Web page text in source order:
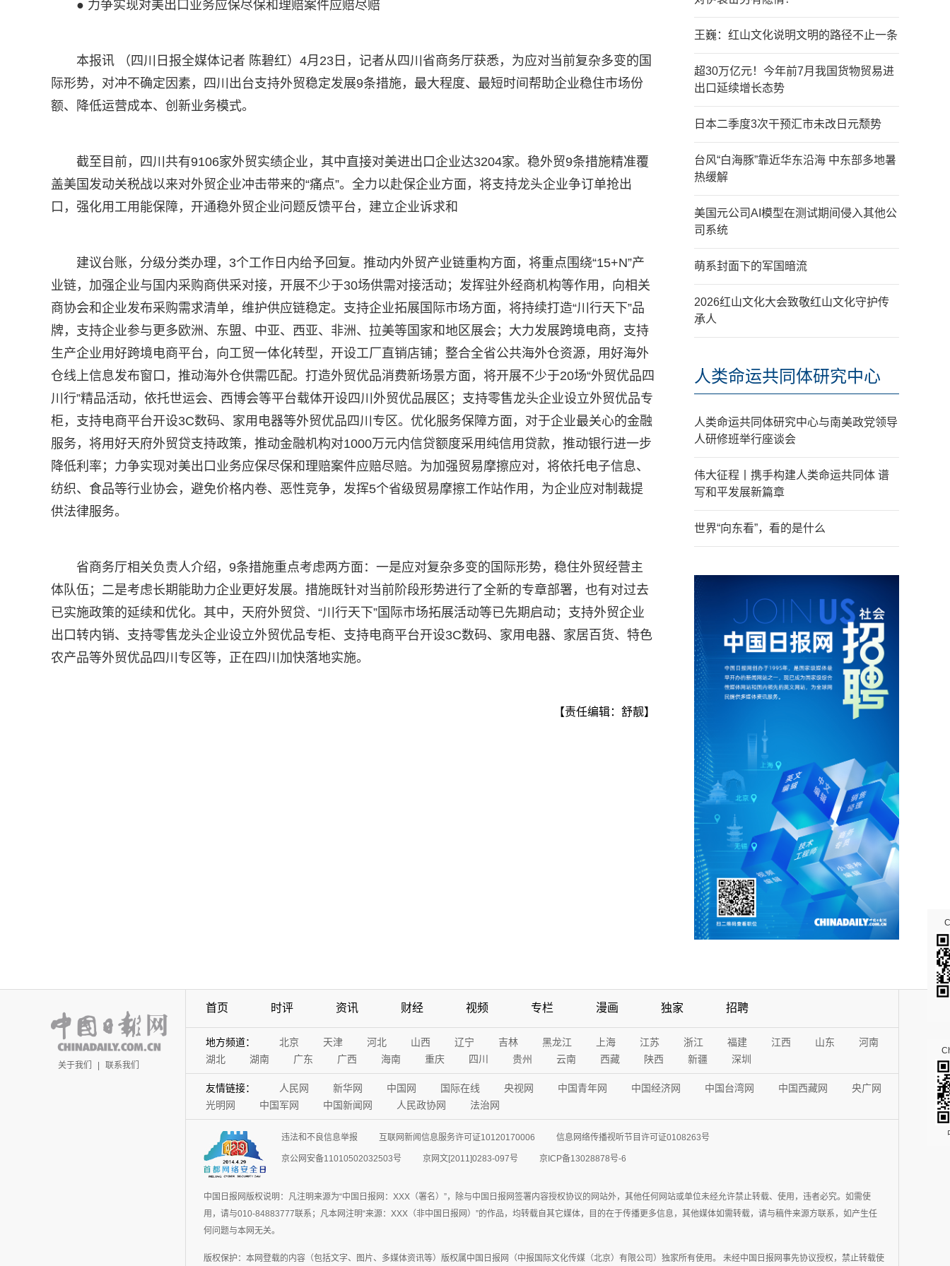
● 力争实现对美出口业务应保尽保和理赔案件应赔尽赔
本报讯 （四川日报全媒体记者 陈碧红）4月23日，记者从四川省商务厅获悉，为应对当前复杂多变的国
际形势，对冲不确定因素，四川出台支持外贸稳定发展9条措施，最大程度、最短时间帮助企业稳住市场份
额、降低运营成本、创新业务模式。
截至目前，四川共有9106家外贸实绩企业，其中直接对美进出口企业达3204家。稳外贸9条措施精准覆
盖美国发动关税战以来对外贸企业冲击带来的“痛点”。全力以赴保企业方面，将支持龙头企业争订单抢出
口，强化用工用能保障，开通稳外贸企业问题反馈平台，建立企业诉求和
建议台账，分级分类办理，3个工作日内给予回复。推动内外贸产业链重构方面，将重点围绕“15+N”产
业链，加强企业与国内采购商供采对接，开展不少于30场供需对接活动；发挥驻外经商机构等作用，向相关
商协会和企业发布采购需求清单，维护供应链稳定。支持企业拓展国际市场方面，将持续打造“川行天下”品
牌，支持企业参与更多欧洲、东盟、中亚、西亚、非洲、拉美等国家和地区展会；大力发展跨境电商，支持
生产企业用好跨境电商平台，向工贸一体化转型，开设工厂直销店铺；整合全省公共海外仓资源，用好海外
仓线上信息发布窗口，推动海外仓供需匹配。打造外贸优品消费新场景方面，将开展不少于20场“外贸优品四
川行”精品活动，依托世运会、西博会等平台载体开设四川外贸优品展区；支持零售龙头企业设立外贸优品专
柜，支持电商平台开设3C数码、家用电器等外贸优品四川专区。优化服务保障方面，对于企业最关心的金融
服务，将用好天府外贸贷支持政策，推动金融机构对1000万元内信贷额度采用纯信用贷款，推动银行进一步
降低利率；力争实现对美出口业务应保尽保和理赔案件应赔尽赔。为加强贸易摩擦应对，将依托电子信息、
纺织、食品等行业协会，避免价格内卷、恶性竞争，发挥5个省级贸易摩擦工作站作用，为企业应对制裁提
供法律服务。
省商务厅相关负责人介绍，9条措施重点考虑两方面：一是应对复杂多变的国际形势，稳住外贸经营主
体队伍；二是考虑长期能助力企业更好发展。措施既针对当前阶段形势进行了全新的专章部署，也有对过去
已实施政策的延续和优化。其中，天府外贸贷、“川行天下”国际市场拓展活动等已先期启动；支持外贸企业
出口转内销、支持零售龙头企业设立外贸优品专柜、支持电商平台开设3C数码、家用电器、家居百货、特色
农产品等外贸优品四川专区等，正在四川加快落地实施。
【责任编辑：舒靓】
王巍：红山文化说明文明的路径不止一条
超30万亿元！今年前7月我国货物贸易进
出口延续增长态势
日本二季度3次干预汇市未改日元颓势
台风“白海豚”靠近华东沿海 中东部多地暑
热缓解
美国元公司AI模型在测试期间侵入其他公
司系统
萌系封面下的军国暗流
2026红山文化大会致敬红山文化守护传
承人
人类命运共同体研究中心
人类命运共同体研究中心与南美政党领导
人研修班举行座谈会
伟大征程丨携手构建人类命运共同体 谱
写和平发展新篇章
世界“向东看”，看的是什么
关于我们 | 联系我们
首页 时评 资讯 财经 视频 专栏 漫画 独家 招聘
地方频道： 北京 天津 河北 山西 辽宁 吉林 黑龙江 上海 江苏 浙江 福建 江西 山东
河南
湖北
湖南 广东 广西 海南 重庆 四川 贵州 云南 西藏 陕西 新疆 深圳
友情链接： 人民网 新华网 中国网 国际在线 央视网 中国青年网 中国经济网 中国台湾网 中国西藏网
央广网
光明网
中国军网 中国新闻网 人民政协网 法治网
违法和不良信息举报 互联网新闻信息服务许可证10120170006 信息网络传播视听节目许可证0108263号
京公网安备11010502032503号 京网文[2011]0283-097号 京ICP备13028878号-6
中国日报网版权说明：凡注明来源为“中国日报网：XXX（署名）”，除与中国日报网签署内容授权协议的网站外，其他任何网站或单位未经允许禁止转载、使用，违者必究。如需使
用，请与010-84883777联系；凡本网注明“来源：XXX（非中国日报网）”的作品，均转载自其它媒体，目的在于传播更多信息，其他媒体如需转载，请与稿件来源方联系，如产生任
何问题与本网无关。
版权保护：本网登载的内容（包括文字、图片、多媒体资讯等）版权属中国日报网（中报国际文化传媒（北京）有限公司）独家所有使用。 未经中国日报网事先协议授权，禁止转载使